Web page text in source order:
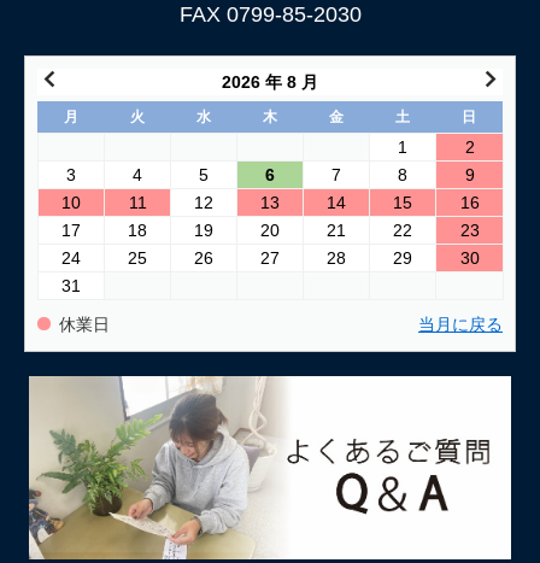
FAX 0799-85-2030
2026 年 8 月
月 火 水 木 金 土 日
1
2
3
4 5 6 7 8
9
10
11 12 13 14 15
16
17
18 19 20 21 22
23
24
25 26 27 28 29
30
31
休業日 当月に戻る